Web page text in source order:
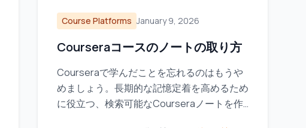
Course Platforms January 9, 2026
Courseraコースのノートの取り方
Courseraで学んだことを忘れるのはもうや
めましょう。長期的な記憶定着を高めるため
に役立つ、検索可能なCourseraノートを作